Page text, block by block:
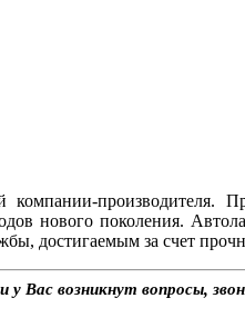
производителя.
нового поколения.
достигаемым за счет
у Вас возникнут вопросы,